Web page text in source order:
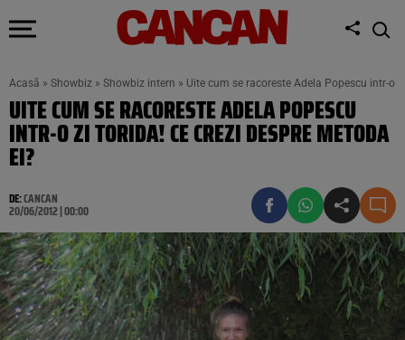
Acasă » Showbiz » Showbiz intern » Uite cum se racoreste Adela Popescu intr-o
UITE CUM SE RACORESTE ADELA POPESCU
INTR-O ZI TORIDA! CE CREZI DESPRE METODA
EI?
DE:CANCAN
20/06/2012 | 00:00